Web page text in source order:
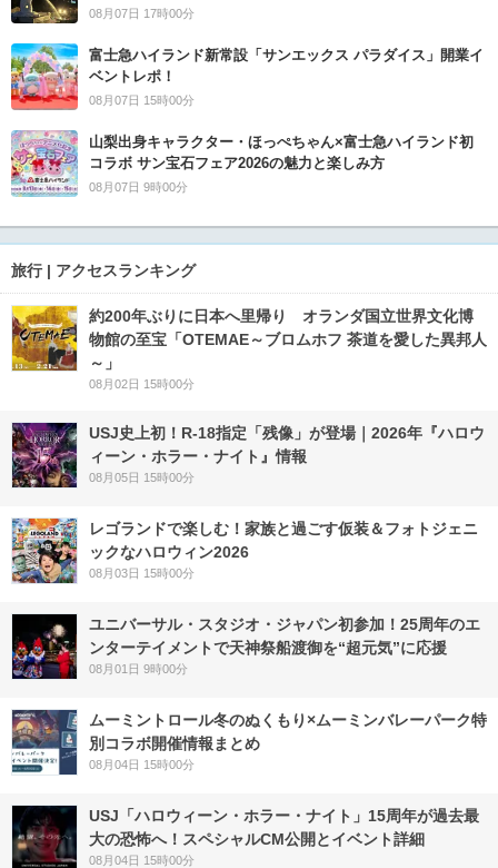
08月07日 17時00分
富士急ハイランド新常設「サンエックス パラダイス」開業イ
ベントレポ！
08月07日 15時00分
山梨出身キャラクター・ほっぺちゃん×富士急ハイランド初
コラボ サン宝石フェア2026の魅力と楽しみ方
08月07日 9時00分
旅行 | アクセスランキング
約200年ぶりに日本へ里帰り オランダ国立世界文化博
物館の至宝「OTEMAE～ブロムホフ 茶道を愛した異邦人
～」
08月02日 15時00分
USJ史上初！R-18指定「残像」が登場｜2026年『ハロウ
ィーン・ホラー・ナイト』情報
08月05日 15時00分
レゴランドで楽しむ！家族と過ごす仮装＆フォトジェニ
ックなハロウィン2026
08月03日 15時00分
ユニバーサル・スタジオ・ジャパン初参加！25周年のエ
ンターテイメントで天神祭船渡御を“超元気”に応援
08月01日 9時00分
ムーミントロール冬のぬくもり×ムーミンバレーパーク特
別コラボ開催情報まとめ
08月04日 15時00分
USJ「ハロウィーン・ホラー・ナイト」15周年が過去最
大の恐怖へ！スペシャルCM公開とイベント詳細
08月04日 15時00分